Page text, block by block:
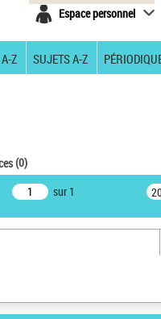
Espace personnel
Z SUJETS A-Z
(0)
sur 1